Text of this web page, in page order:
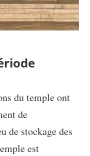
du temple ont
de
de stockage des
est